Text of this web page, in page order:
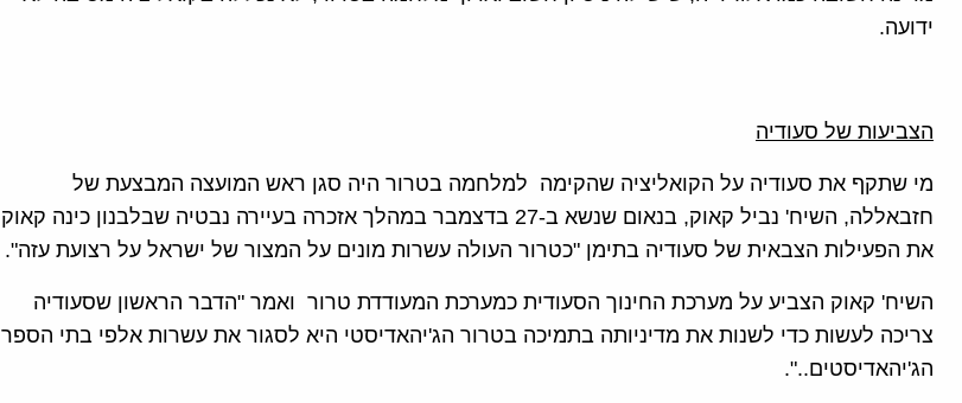
ידועה.
הצביעות של סעודיה
מי שתקף את סעודיה על הקואליציה שהקימה למלחמה בטרור היה סגן ראש המועצה המבצעת של
חזבאללה, השיח' נביל קאוק, בנאום שנשא ב-27 בדצמבר במהלך אזכרה בעיירה נבטיה שבלבנון כינה קאוק
את הפעילות הצבאית של סעודיה בתימן "כטרור העולה עשרות מונים על המצור של ישראל על רצועת עזה".
השיח' קאוק הצביע על מערכת החינוך הסעודית כמערכת המעודדת טרור ואמר "הדבר הראשון שסעודיה
צריכה לעשות כדי לשנות את מדיניותה בתמיכה בטרור הג'יהאדיסטי היא לסגור את עשרות אלפי בתי הספר
הג'יהאדיסטים..".